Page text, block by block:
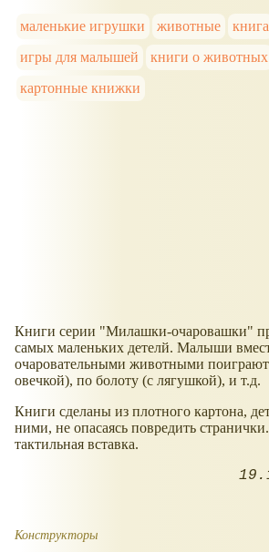
маленькие игрушки животные
книга
игры для малышей
книги о животных
картонные книжки
Книги серии "Милашки-очаровашки"
самых маленьких детелй. Малыши
очаровательными животными поиграют
овечкой), по болоту (с лягушкой), и т.д.
Книги сделаны из плотного картона,
ними, не опасаясь повредить
тактильная вставка.
Конструкторы